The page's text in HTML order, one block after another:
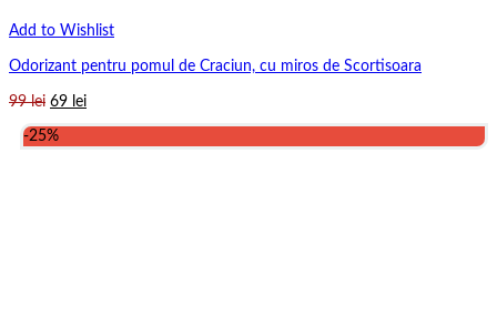
Add to Wishlist
Odorizant pentru pomul de Craciun, cu miros de Scortisoara
99lei Prețul
a
69 leiPrețul
-25%